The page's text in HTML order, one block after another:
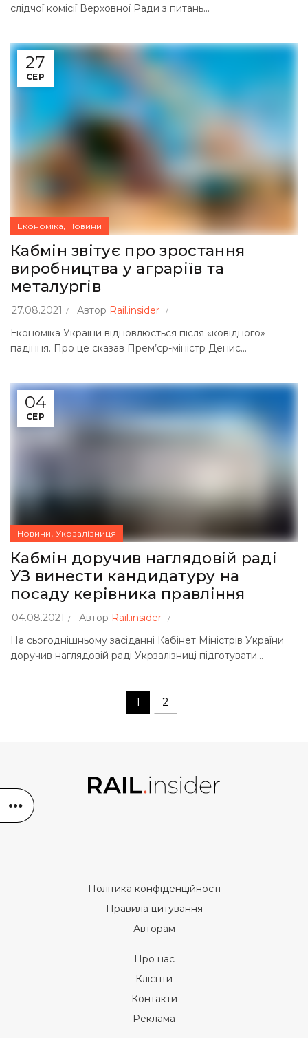
слідчої комісії Верховної Ради з питань...
27
СЕР
Економіка, Новини
Кабмін звітує про зростання
виробництва у аграріїв та
металургів
27.08.2021 Автор Rail.insider
Економіка України відновлюється після «ковідного»
падіння. Про це сказав Прем’єр-міністр Денис...
04
СЕР
Новини, Укрзалізниця
Кабмін доручив наглядовій раді
УЗ винести кандидатуру на
посаду керівника правління
04.08.2021 Автор Rail.insider
На сьогоднішньому засіданні Кабінет Міністрів України
доручив наглядовій раді Укрзалізниці підготувати...
1 2
Політика конфіденційності
Правила цитування
Авторам
Про нас
Клієнти
Контакти
Реклама